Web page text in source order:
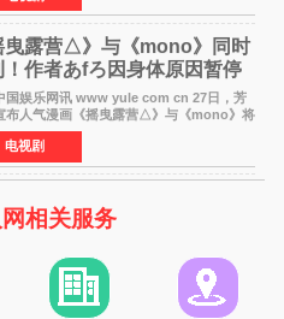
同名人气
曳露营△》与《mono》同时
！作者あfろ因身体原因暂停
载
乐网讯 www yule com cn 27日，芳
布人气漫画《摇曳露营△》与《mono》将
载一段时间，原因是漫画家あfろ身体状况
编辑部表示：一直承蒙各位对
》的喜爱，
电视剧
相关服务